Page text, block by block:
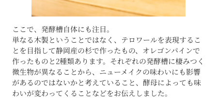
ここで、発酵槽自体にも注目。
単なる木製ということではなく、テロワールを表現するこ
とを目指して静岡産の杉で作ったもの、オレゴンパインで
作ったものと2種類あります。それぞれの発酵槽に棲みつく
微生物が異なることから、ニューメイクの味わいにも影響
があるのではないかと考えていること、酵母によっても味
わいが変わってくることなどをお伝えしました。